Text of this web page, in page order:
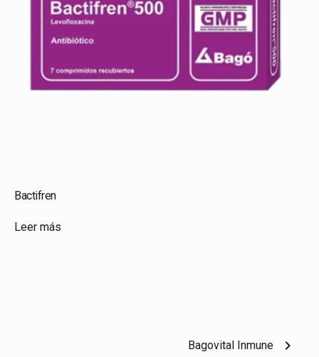
Bactifren
Leer más
Bagovital Inmune chevron_right